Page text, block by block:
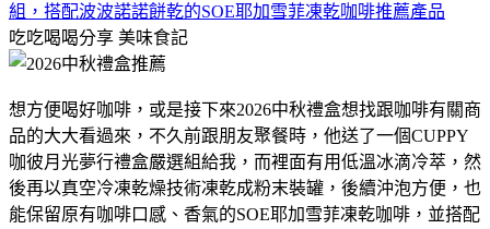
組，搭配波波諾諾餅乾的SOE耶加雪菲凍乾咖啡推薦產品
吃吃喝喝分享 美味食記
想方便喝好咖啡，或是接下來2026中秋禮盒想找跟咖啡有關商
品的大大看過來，不久前跟朋友聚餐時，他送了一個CUPPY
咖彼月光夢行禮盒嚴選組給我，而裡面有用低溫冰滴冷萃，然
後再以真空冷凍乾燥技術凍乾成粉末裝罐，後續沖泡方便，也
能保留原有咖啡口感、香氣的SOE耶加雪菲凍乾咖啡，並搭配